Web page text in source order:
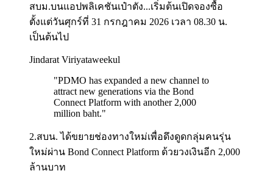
สบม.บนแอปพลิเคชันเป๋าตัง...เริ่มต้นเปิดจองซื้อ
ตั้งแต่วันศุกร์ที่ 31 กรกฎาคม 2026 เวลา 08.30 น.
เป็นต้นไป
Jindarat Viriyataweekul
"PDMO has expanded a new channel to
attract new generations via the Bond
Connect Platform with another 2,000
million baht."
2.สบน. ได้ขยายช่องทางใหม่เพื่อดึงดูดกลุ่มคนรุ่น
ใหม่ผ่าน Bond Connect Platform ด้วยวงเงินอีก 2,000
ล้านบาท